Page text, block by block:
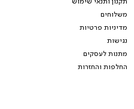
תקנון ותנאי שימוש
משלוחים
מדיניות פרטיות
נגישות
מתנות לעסקים
החלפות והחזרות